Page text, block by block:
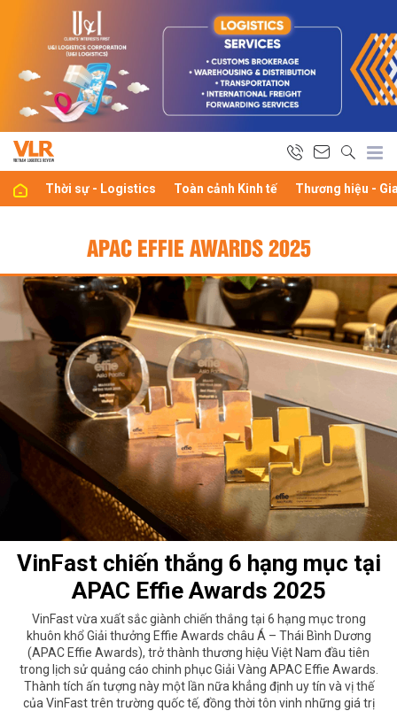
Thời sự - Logistics Toàn cảnh Kinh tế Thương hiệu -
APAC EFFIE AWARDS 2025
VinFast chiến thắng 6 hạng mục tại
APAC Effie Awards 2025
VinFast vừa xuất sắc giành chiến thắng tại 6 hạng mục trong
khuôn khổ Giải thưởng Effie Awards châu Á – Thái Bình Dương
(APAC Effie Awards), trở thành thương hiệu Việt Nam đầu tiên
trong lịch sử quảng cáo chinh phục Giải Vàng APAC Effie Awards.
Thành tích ấn tượng này một lần nữa khẳng định uy tín và vị thế
của VinFast trên trường quốc tế, đồng thời tôn vinh những giá trị